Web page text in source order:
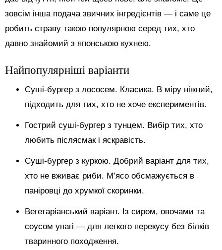
зовсім інша подача звичних інгредієнтів — і саме це
робить страву такою популярною серед тих, хто
давно знайомий з японською кухнею.
Найпопулярніші варіанти
Суші-бургер з лососем. Класика. В міру ніжний,
підходить для тих, хто не хоче експериментів.
Гострий суші-бургер з тунцем. Вибір тих, хто
любить післясмак і яскравість.
Суші-бургер з куркою. Добрий варіант для тих,
хто не вживає риби. М’ясо обсмажується в
паніровці до хрумкої скоринки.
Вегетаріанський варіант. Із сиром, овочами та
соусом унагі — для легкого перекусу без білків
тваринного походження.